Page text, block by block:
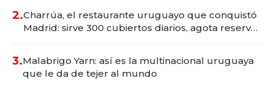
2.Charrúa, el restaurante uruguayo que conquistó
Madrid: sirve 300 cubiertos diarios, agota reservas
3.Malabrigo Yarn: así es la multinacional uruguaya
que le da de tejer al mundo